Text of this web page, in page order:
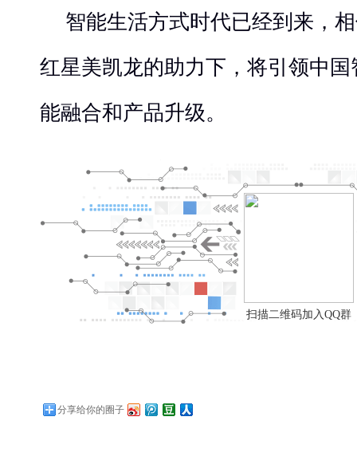
智能生活方式时代已经到来，
红星美凯龙的助力下，将引领中
能融合和产品升级。
扫描二维码加入QQ群
分享给你的圈子